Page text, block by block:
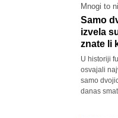
Mnogi to
Samo
izvela
znate li
U historiji
osvajali
samo
danas